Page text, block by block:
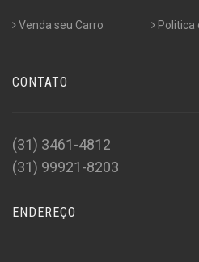
Venda seu Carro Politica
CONTATO
(31) 3461-4812
(31) 99921-8203
ENDEREÇO